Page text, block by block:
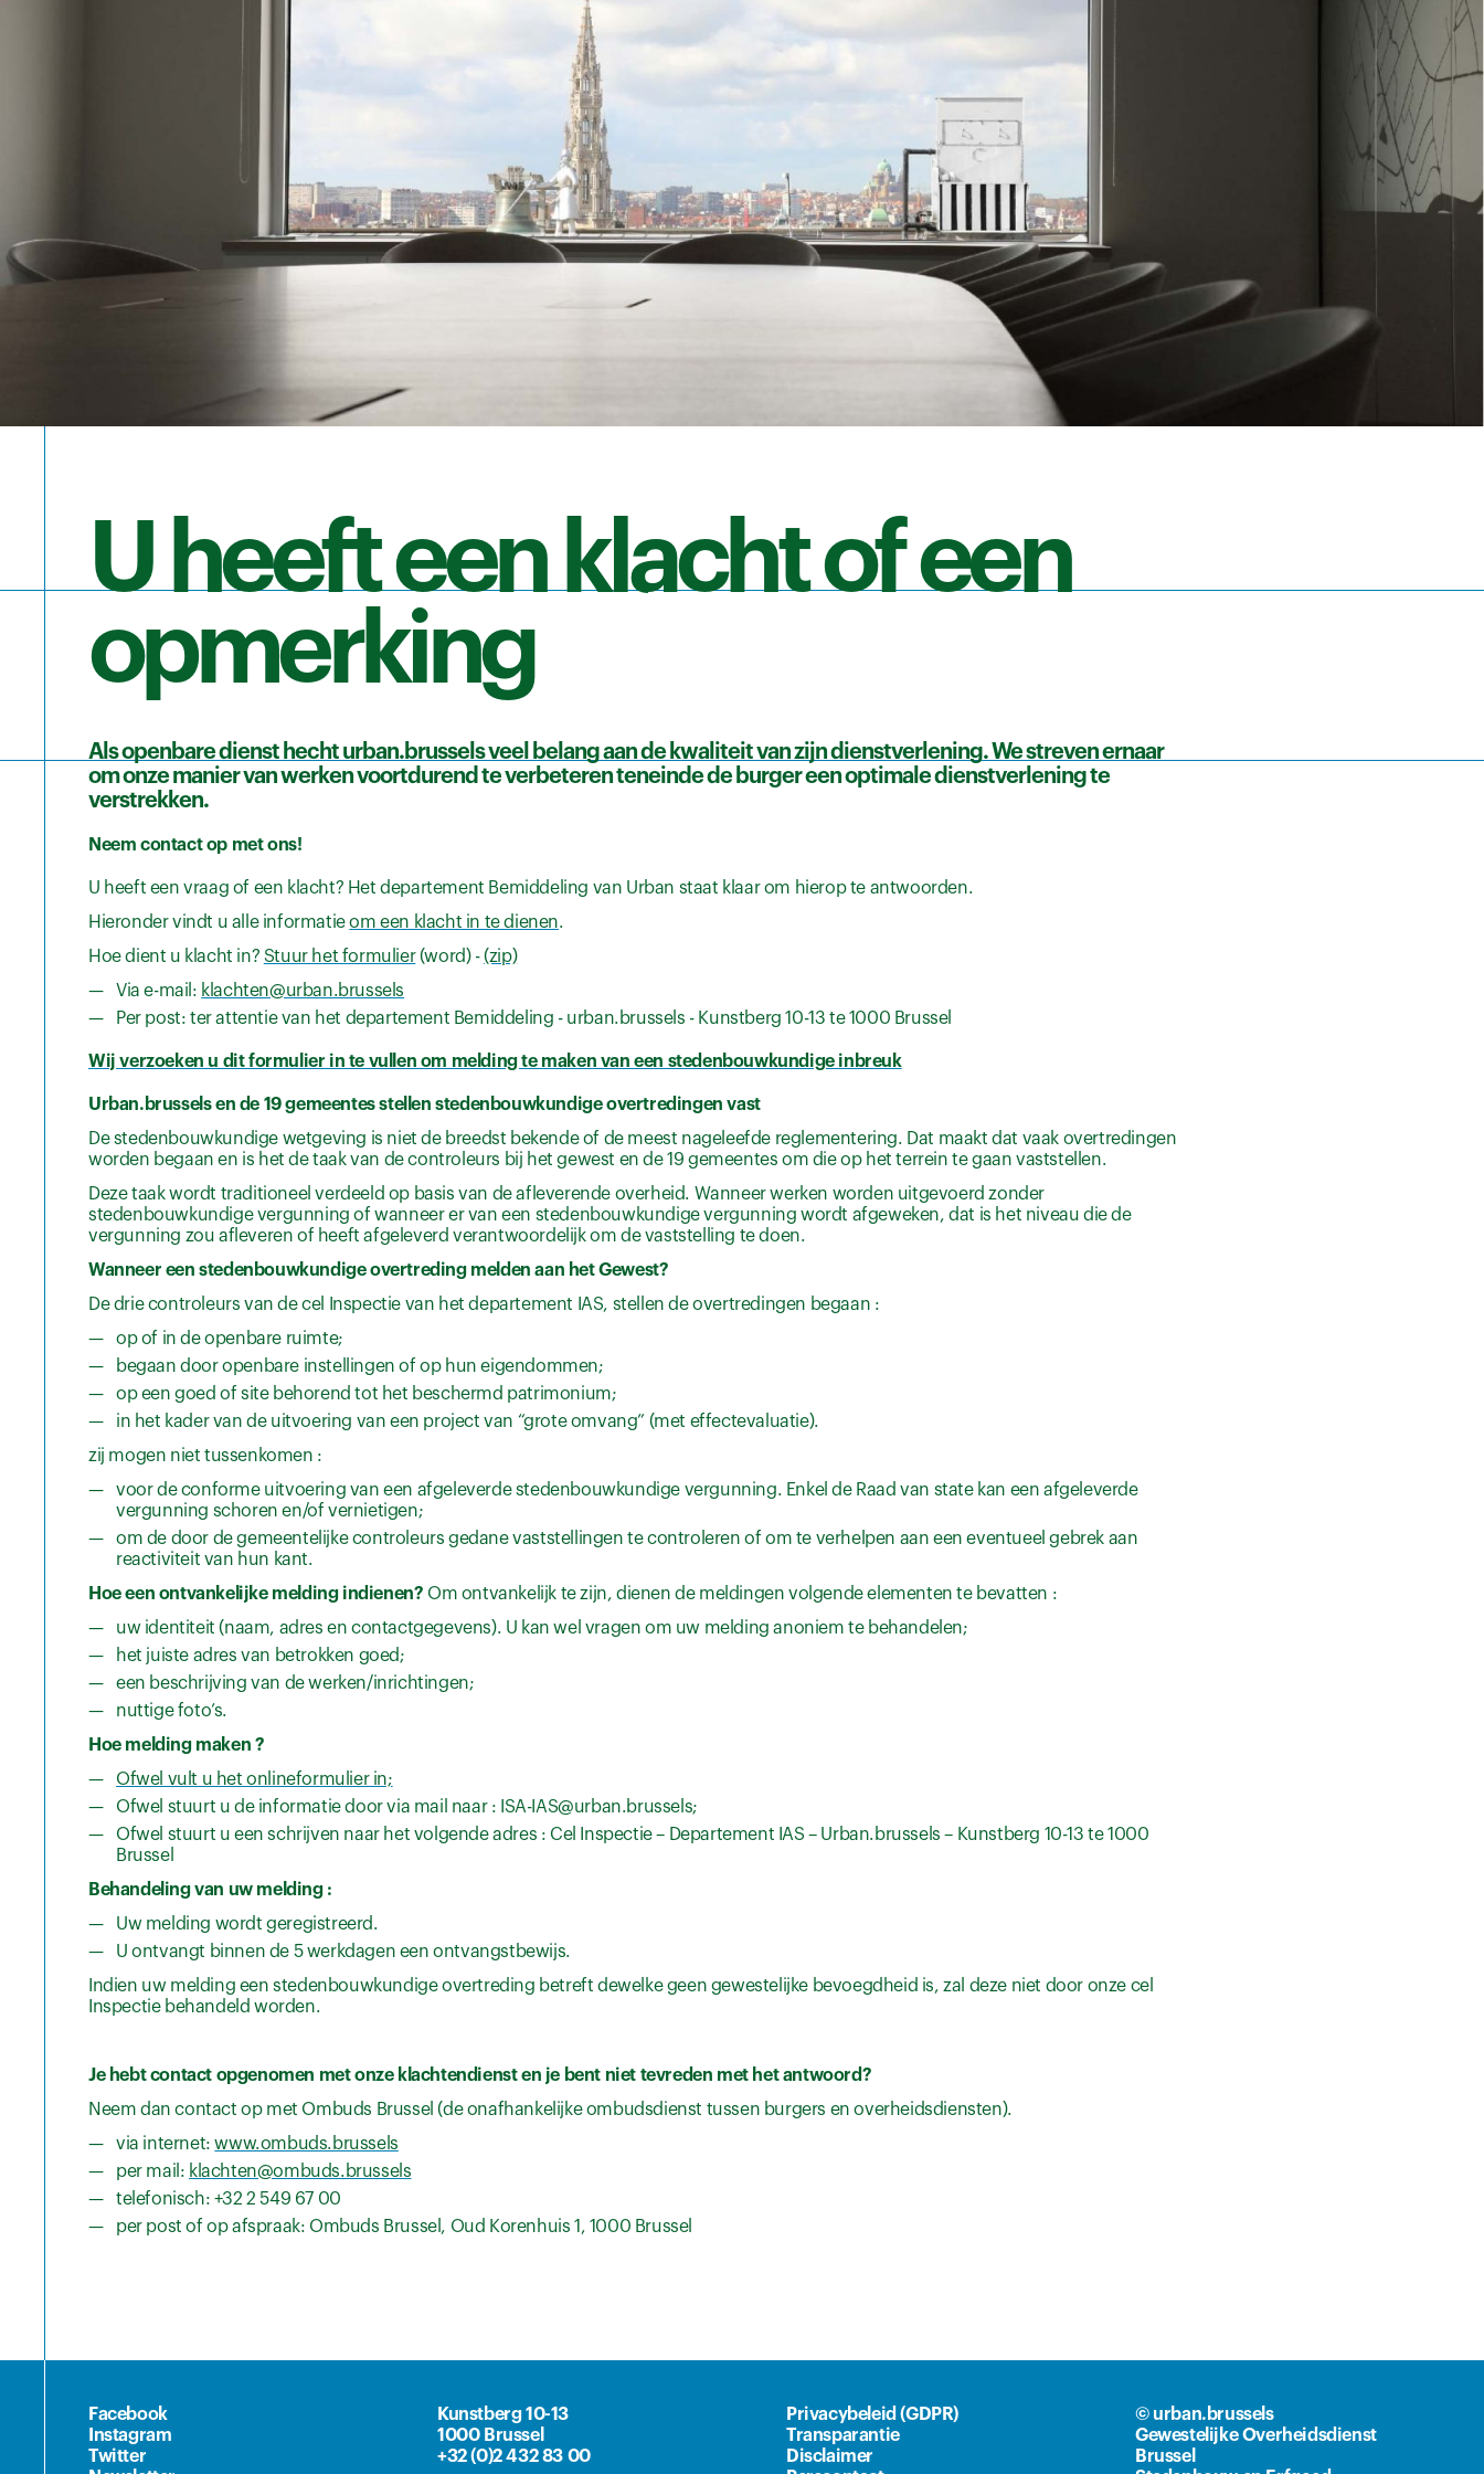
U heeft een klacht of een
opmerking
Als openbare dienst hecht urban.brussels veel belang aan de kwaliteit van zijn dienstverlening. We streven ernaar
om onze manier van werken voortdurend te verbeteren teneinde de burger een optimale dienstverlening te
verstrekken.
Neem contact op met ons!
U heeft een vraag of een klacht? Het departement Bemiddeling van Urban staat klaar om hierop te antwoorden.
Hieronder vindt u alle informatieom een klacht in te dienen.
Hoe dient u klacht in? Stuur het formulier(word) -(zip)
Via e-mail: klachten@urban.brussels
Per post: ter attentie van het departement Bemiddeling - urban.brussels - Kunstberg 10-13 te 1000 Brussel
Wij verzoeken u dit formulier in te vullen om melding te maken van een stedenbouwkundige inbreuk
Urban.brussels en de 19 gemeentes stellen stedenbouwkundige overtredingen vast
De stedenbouwkundige wetgeving is niet de breedst bekende of de meest nageleefde reglementering. Dat maakt dat vaak overtredingen
worden begaan en is het de taak van de controleurs bij het gewest en de 19 gemeentes om die op het terrein te gaan vaststellen.
Deze taak wordt traditioneel verdeeld op basis van de afleverende overheid. Wanneer werken worden uitgevoerd zonder
stedenbouwkundige vergunning of wanneer er van een stedenbouwkundige vergunning wordt afgeweken, dat is het niveau die de
vergunning zou afleveren of heeft afgeleverd verantwoordelijk om de vaststelling te doen.
Wanneer een stedenbouwkundige overtreding melden aan het Gewest?
De drie controleurs van de cel Inspectie van het departement IAS, stellen de overtredingen begaan :
op of in de openbare ruimte;
begaan door openbare instellingen of op hun eigendommen;
op een goed of site behorend tot het beschermd patrimonium;
in het kader van de uitvoering van een project van “grote omvang” (met effectevaluatie).
zij mogen niet tussenkomen :
voor de conforme uitvoering van een afgeleverde stedenbouwkundige vergunning. Enkel de Raad van state kan een afgeleverde
vergunning schoren en/of vernietigen;
om de door de gemeentelijke controleurs gedane vaststellingen te controleren of om te verhelpen aan een eventueel gebrek aan
reactiviteit van hun kant.
Hoe een ontvankelijke melding indienen? Om ontvankelijk te zijn, dienen de meldingen volgende elementen te bevatten :
uw identiteit (naam, adres en contactgegevens). U kan wel vragen om uw melding anoniem te behandelen;
het juiste adres van betrokken goed;
een beschrijving van de werken/inrichtingen;
nuttige foto’s.
Hoe melding maken ?
Ofwel vult u het onlineformulier in;
Ofwel stuurt u de informatie door via mail naar : ISA-IAS@urban.brussels;
Ofwel stuurt u een schrijven naar het volgende adres : Cel Inspectie – Departement IAS – Urban.brussels – Kunstberg 10-13 te 1000
Brussel
Behandeling van uw melding :
Uw melding wordt geregistreerd.
U ontvangt binnen de 5 werkdagen een ontvangstbewijs.
Indien uw melding een stedenbouwkundige overtreding betreft dewelke geen gewestelijke bevoegdheid is, zal deze niet door onze cel
Inspectie behandeld worden.
Je hebt contact opgenomen met onze klachtendienst en je bent niet tevreden met het antwoord?
Neem dan contact op met Ombuds Brussel (de onafhankelijke ombudsdienst tussen burgers en overheidsdiensten).
via internet:www.ombuds.brussels
per mail: klachten@ombuds.brussels
telefonisch: +32 2 549 67 00
per post of op afspraak: Ombuds Brussel, Oud Korenhuis 1, 1000 Brussel
Facebook
Instagram
Twitter
Kunstberg 10-13
1000 Brussel
+32 (0)2 432 83 00
Privacybeleid (GDPR)
Transparantie
Disclaimer
© urban.brussels
Gewestelijke Overheidsdienst
Brussel